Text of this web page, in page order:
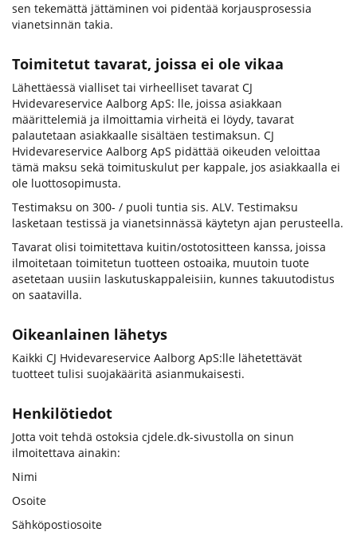
sen tekemättä jättäminen voi pidentää korjausprosessia
vianetsinnän takia.
Toimitetut tavarat, joissa ei ole vikaa
Lähettäessä vialliset tai virheelliset tavarat CJ
Hvidevareservice Aalborg ApS: lle, joissa asiakkaan
määrittelemiä ja ilmoittamia virheitä ei löydy, tavarat
palautetaan asiakkaalle sisältäen testimaksun. CJ
Hvidevareservice Aalborg ApS pidättää oikeuden veloittaa
tämä maksu sekä toimituskulut per kappale, jos asiakkaalla ei
ole luottosopimusta.
Testimaksu on 300- / puoli tuntia sis. ALV. Testimaksu
lasketaan testissä ja vianetsinnässä käytetyn ajan perusteella.
Tavarat olisi toimitettava kuitin/ostotositteen kanssa, joissa
ilmoitetaan toimitetun tuotteen ostoaika, muutoin tuote
asetetaan uusiin laskutuskappaleisiin, kunnes takuutodistus
on saatavilla.
Oikeanlainen lähetys
Kaikki CJ Hvidevareservice Aalborg ApS:lle lähetettävät
tuotteet tulisi suojakääritä asianmukaisesti.
Henkilötiedot
Jotta voit tehdä ostoksia cjdele.dk-sivustolla on sinun
ilmoitettava ainakin:
Nimi
Osoite
Sähköpostiosoite